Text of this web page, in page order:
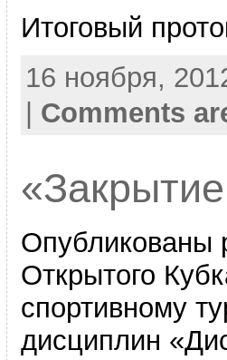
Итоговый
16 ноября,
Comments
Опубликованы
Открытого
спортивному
дисциплин